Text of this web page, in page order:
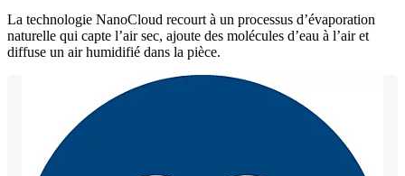
La technologie NanoCloud recourt à un processus d’évaporation
naturelle qui capte l’air sec, ajoute des molécules d’eau à l’air et
diffuse un air humidifié dans la pièce.